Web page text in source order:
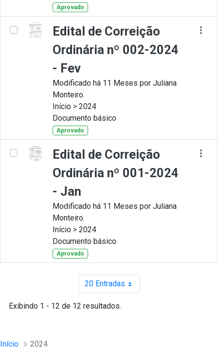
Aprovado
Edital de Correição
Ordinária nº 002-2024
- Fev
Modificado há 11 Meses por Juliana
Monteiro.
Início > 2024
Documento básico
Aprovado
Edital de Correição
Ordinária nº 001-2024
- Jan
Modificado há 11 Meses por Juliana
Monteiro.
Início > 2024
Documento básico
Aprovado
20 EntradasPor página
Exibindo 1 - 12 de 12 resultados.
Início 2024